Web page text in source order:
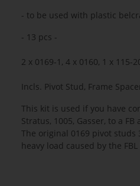
- to be used with plastic
- 13 pcs -
2 x 0169-1, 4 x 0160, 1 x 115-
Incls. Pivot Stud, Frame
This kit is used if you have
Stratus, 1005, Gasser, to a FB
The original 0169 pivot
heavy load caused by the FBL